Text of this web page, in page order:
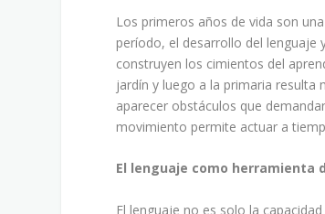
Los primeros años de vida son
período, el desarrollo del lenguaje
construyen los cimientos del
jardín y luego a la primaria resulta
aparecer obstáculos que
movimiento permite actuar a
El lenguaje como herramienta
El lenguaje no es solo la